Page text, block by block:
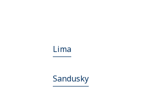
Lima
Sandusky